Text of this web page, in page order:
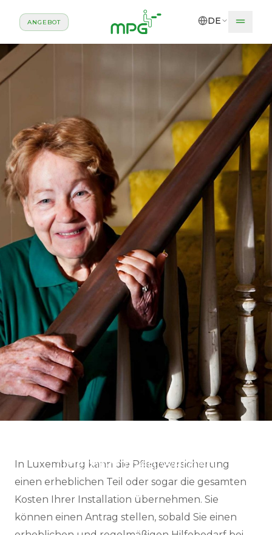
ANGEBOT DE
übernommen werden
In Luxemburg kann die Pflegeversicherung
einen erheblichen Teil oder sogar die gesamten
Kosten Ihrer Installation übernehmen. Sie
können einen Antrag stellen, sobald Sie einen